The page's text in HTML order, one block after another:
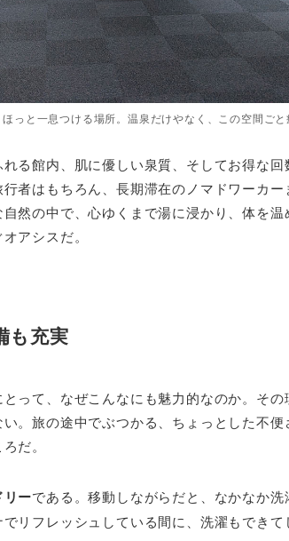
っと一息つける場所。温泉だけやなく、この空間ごと
る館内、肌に優しい泉質、そしてお得な
者はもちろん、長期滞在のノマドワーカ
然の中で、心ゆくまで湯に浸かり、体を温
アシスだ。
も充実
って、なぜこんなにも魅力的なのか。その
。旅の途中でぶつかる、ちょっとした不
だ。
リーである。移動しながらだと、なかなか
リフレッシュしている間に、洗濯もできて